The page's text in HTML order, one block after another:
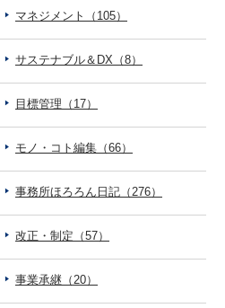
マネジメント（105）
サステナブル＆DX（8）
目標管理（17）
モノ・コト編集（66）
事務所ほろろん日記（276）
改正・制定（57）
事業承継（20）